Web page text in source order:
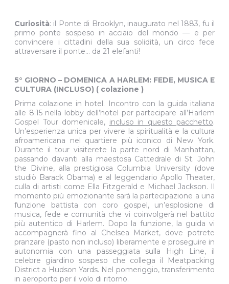
Curiosità: il Ponte di Brooklyn, inaugurato nel 1883, fu il
primo ponte sospeso in acciaio del mondo — e per
convincere i cittadini della sua solidità, un circo fece
attraversare il ponte… da 21 elefanti!
5° GIORNO – DOMENICA A HARLEM: FEDE, MUSICA E
CULTURA (INCLUSO) ( colazione )
Prima colazione in hotel. Incontro con la guida italiana
alle 8:15 nella lobby dell’hotel per partecipare all’Harlem
Gospel Tour domenicale, incluso in questo pacchetto.
Un’esperienza unica per vivere la spiritualità e la cultura
afroamericana nel quartiere più iconico di New York.
Durante il tour visiterete la parte nord di Manhattan,
passando davanti alla maestosa Cattedrale di St. John
the Divine, alla prestigiosa Columbia University (dove
studiò Barack Obama) e al leggendario Apollo Theater,
culla di artisti come Ella Fitzgerald e Michael Jackson. Il
momento più emozionante sarà la partecipazione a una
funzione battista con coro gospel, un’esplosione di
musica, fede e comunità che vi coinvolgerà nel battito
più autentico di Harlem. Dopo la funzione, la guida vi
accompagnerà fino al Chelsea Market, dove potrete
pranzare (pasto non incluso) liberamente e proseguire in
autonomia con una passeggiata sulla High Line, il
celebre giardino sospeso che collega il Meatpacking
District a Hudson Yards. Nel pomeriggio, transferimento
in aeroporto per il volo di ritorno.